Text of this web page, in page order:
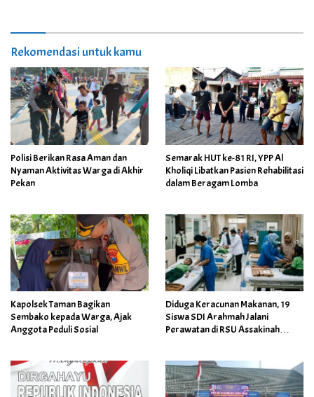
Rekomendasi untuk kamu
Polisi Berikan Rasa Aman dan
Nyaman Aktivitas Warga di Akhir
Pekan
Semarak HUT ke-81 RI, YPP Al
Kholiqi Libatkan Pasien Rehabilitasi
dalam Beragam Lomba
Kapolsek Taman Bagikan
Sembako kepada Warga, Ajak
Anggota Peduli Sosial
Diduga Keracunan Makanan, 19
Siswa SDI Arahmah Jalani
Perawatan di RSU Assakinah